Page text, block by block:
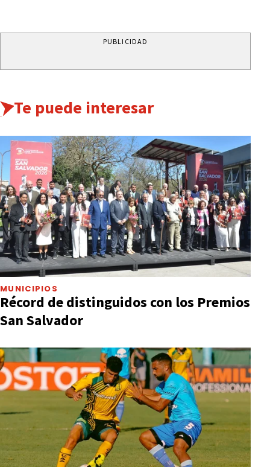
PUBLICIDAD
Te puede interesar
MUNICIPIOS
Récord de distinguidos con los Premios
San Salvador